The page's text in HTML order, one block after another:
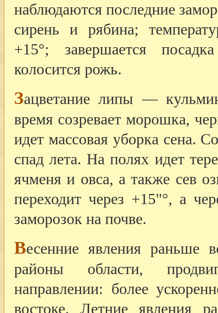
наблюдаются последние
сирень и рябина;
+15°; завершается
колосится рожь.
Зацветание липы —
время созревает морошка,
идет массовая уборка сена.
спад лета. На полях идет
ячменя и овса, а также сев
переходит через +15"°, а
заморозок на почве.
Весенние явления раньше
районы области,
направлении: более
востоке. Летние явления